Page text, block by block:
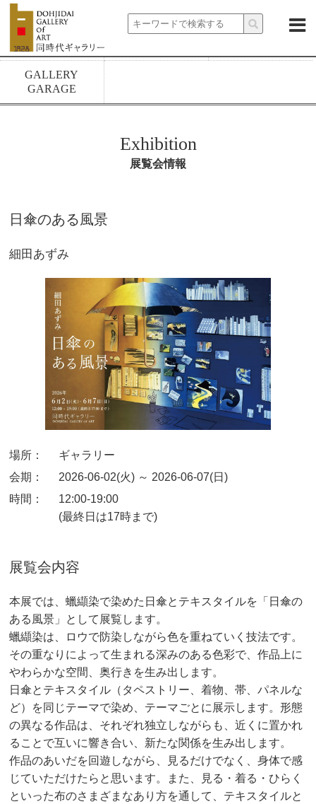
About News Exhibitions
Artists
GALLERY
GARAGE
Exhibition
展覧会情報
日傘のある風景
細田あずみ
場所：
ギャラリー
会期：
2026-06-02(火) ～ 2026-06-07(日)
時間：
12:00-19:00
(最終日は17時まで)
展覧会内容
本展では、蠟纈染で染めた日傘とテキスタイルを「日傘の
ある風景」として展覧します。
蠟纈染は、ロウで防染しながら色を重ねていく技法です。
その重なりによって生まれる深みのある色彩で、作品上に
やわらかな空間、奥行きを生み出します。
日傘とテキスタイル（タペストリー、着物、帯、パネルな
ど）を同じテーマで染め、テーマごとに展示します。形態
の異なる作品は、それぞれ独立しながらも、近くに置かれ
ることで互いに響き合い、新たな関係を生み出します。
作品のあいだを回遊しながら、見るだけでなく、身体で感
じていただけたらと思います。また、見る・着る・ひらく
といった布のさまざまなあり方を通して、テキスタイルと